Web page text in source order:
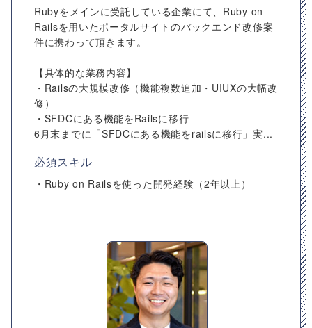
Rubyをメインに受託している企業にて、Ruby on
Railsを用いたポータルサイトのバックエンド改修案
件に携わって頂きます。
【具体的な業務内容】
・Railsの大規模改修（機能複数追加・UIUXの大幅改
修）
・SFDCにある機能をRailsに移行
6月末までに「SFDCにある機能をrailsに移行」実...
必須スキル
・Ruby on Railsを使った開発経験（2年以上）